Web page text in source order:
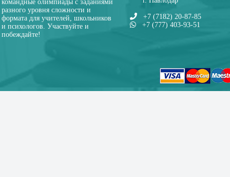
командные олимпиады с заданиями
разного уровня сложности и
формата для учителей, школьников
и психологов. Участвуйте и
побеждайте!
+7 (7182) 20-87-85
+7 (777) 403-93-51